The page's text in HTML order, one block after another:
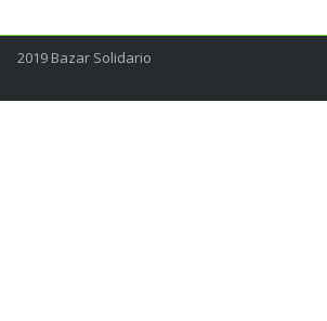
2019 Bazar Solidario